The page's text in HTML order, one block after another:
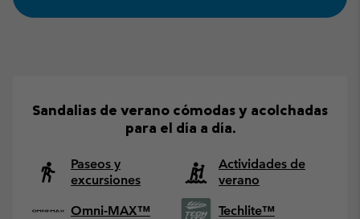
Sandalias de verano cómodas y acolchadas
para el día a día.
Paseos y
excursiones
Actividades de
verano
Omni-MAX™
Techlite™